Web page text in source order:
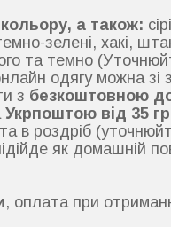
а також:
зелені, хакі,
та темно
одягу можна зі
з безкоштовною
Укрпоштою від 35
в роздріб
як домашній
, оплата при